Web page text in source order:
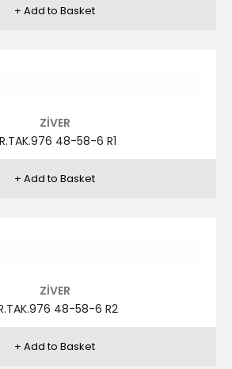
FRA.L.TAK.451 48-58 R1
FRANCISCO LOPEZ
FRA.L.TAK.451 48-58 R2
FRANCISCO LOPEZ
FRA.L.TAK.451 48-58 R3